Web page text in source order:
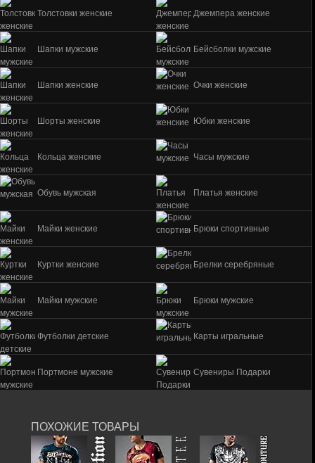
Толстовки женские Джемпера женские
Шапки мужские Бейсболки мужские
Шапки женские Очки женские
Шорты женские Юбки женские
Кольца женские Часы мужские
Обувь мужская Платья женские
Майки женские Брюки спортивные
Куртки женские Брелки серебряные
Майки мужские Брюки мужские
Футболки детские Карты игральные
Портмоне мужские Сувениры Подарки
ПОХОЖИЕ ТОВАРЫ